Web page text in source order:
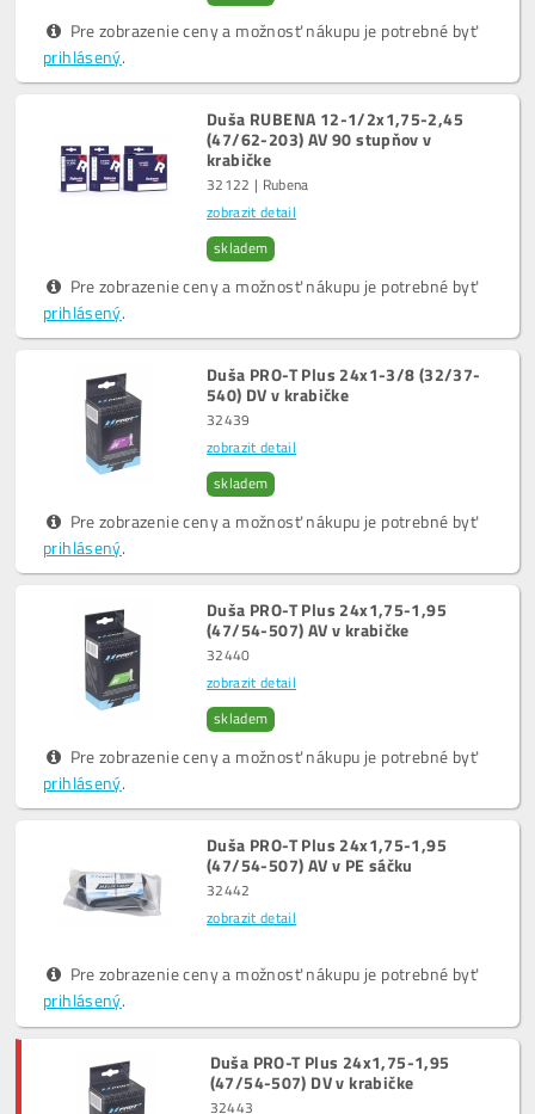
Pre zobrazenie ceny a možnosť nákupu je potrebné byť
prihlásený.
Duša RUBENA 12-1/2x1,75-2,45
(47/62-203) AV 90 stupňov v
krabičke
32122 | Rubena
zobrazit detail
skladem
Pre zobrazenie ceny a možnosť nákupu je potrebné byť
prihlásený.
Duša PRO-T Plus 24x1-3/8 (32/37-
540) DV v krabičke
32439
zobrazit detail
skladem
Pre zobrazenie ceny a možnosť nákupu je potrebné byť
prihlásený.
Duša PRO-T Plus 24x1,75-1,95
(47/54-507) AV v krabičke
32440
zobrazit detail
skladem
Pre zobrazenie ceny a možnosť nákupu je potrebné byť
prihlásený.
Duša PRO-T Plus 24x1,75-1,95
(47/54-507) AV v PE sáčku
32442
zobrazit detail
Pre zobrazenie ceny a možnosť nákupu je potrebné byť
prihlásený.
Duša PRO-T Plus 24x1,75-1,95
(47/54-507) DV v krabičke
32443